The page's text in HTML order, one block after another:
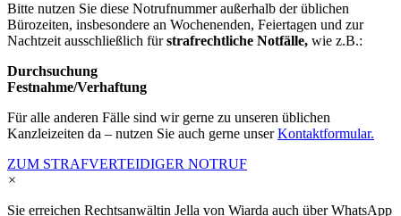
Bitte nutzen Sie diese Notrufnummer außerhalb der üblichen
Bürozeiten, insbesondere an Wochenenden, Feiertagen und zur
Nachtzeit ausschließlich fürstrafrechtliche Notfälle, wie z.B.:
Durchsuchung
Festnahme/Verhaftung
Für alle anderen Fälle sind wir gerne zu unseren üblichen
Kanzleizeiten da – nutzen Sie auch gerne unserKontaktformular.
ZUM STRAFVERTEIDIGER NOTRUF
×
Sie erreichen Rechtsanwältin Jella von Wiarda auch über WhatsApp